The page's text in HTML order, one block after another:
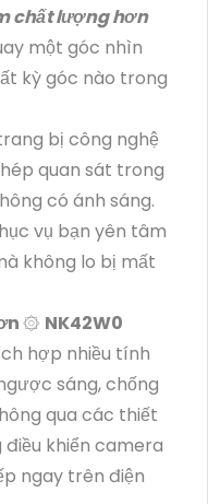
chất lượng hơn
một góc nhìn
kỳ góc nào trong
bị công nghệ
quan sát trong
có ánh sáng.
vụ bạn yên tâm
không lo bị mất
۞ NK42W0
hợp nhiều tính
sáng, chống
qua các thiết
điều khiển camera
ngay trên điện